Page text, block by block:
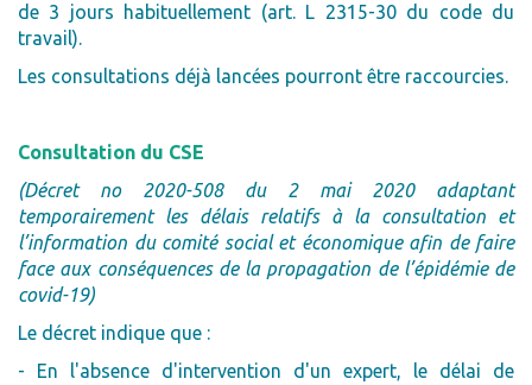
de 3 jours habituellement (art. L 2315-30 du code du
travail).
Les consultations déjà lancées pourront être raccourcies.
Consultation du CSE
(Décret no 2020-508 du 2 mai 2020 adaptant
temporairement les délais relatifs à la consultation et
l’information du comité social et économique afin de faire
face aux conséquences de la propagation de l’épidémie de
covid-19)
Le décret indique que :
- En l'absence d'intervention d'un expert, le délai de